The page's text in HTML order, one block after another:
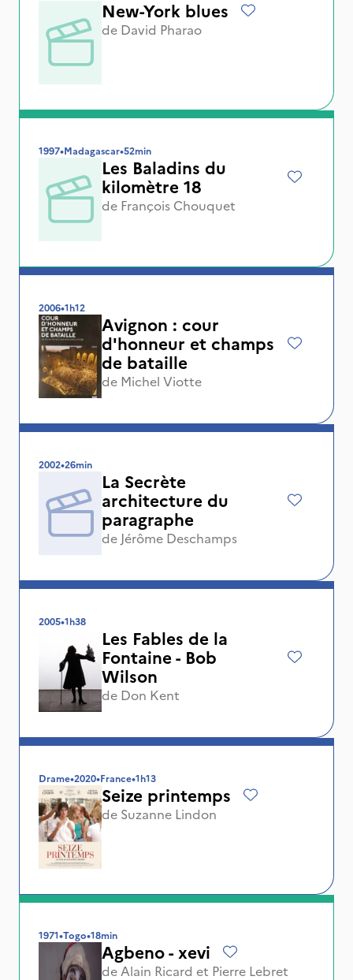
New-York blues
de David Pharao
1997•Madagascar•52min
Les Baladins du
kilomètre 18
de François Chouquet
2006•1h12
Avignon : cour
d'honneur et champs
de bataille
de Michel Viotte
2002•26min
La Secrète
architecture du
paragraphe
de Jérôme Deschamps
2005•1h38
Les Fables de la
Fontaine - Bob
Wilson
de Don Kent
Drame•2020•France•1h13
Seize printemps
de Suzanne Lindon
1971•Togo•18min
Agbeno - xevi
de Alain Ricard et Pierre Lebret